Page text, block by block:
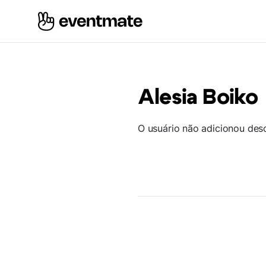
Alesia Boiko
O usuário não adicionou